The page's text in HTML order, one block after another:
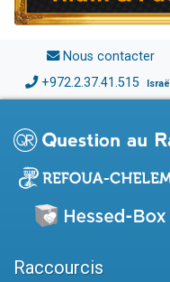
Nous contacter
+972.2.37.41.515 Israël
Raccourcis